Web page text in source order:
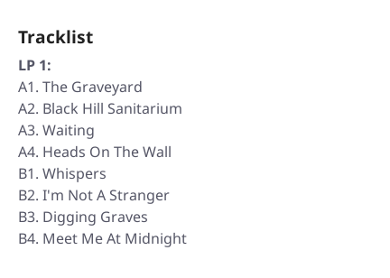
Tracklist
LP 1:
A1. The Graveyard
A2. Black Hill Sanitarium
A3. Waiting
A4. Heads On The Wall
B1. Whispers
B2. I'm Not A Stranger
B3. Digging Graves
B4. Meet Me At Midnight